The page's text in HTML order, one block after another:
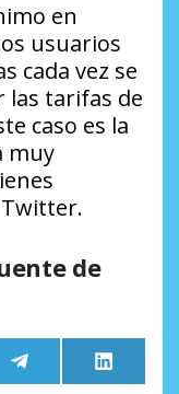
en
usuarios
cada vez se
las tarifas de
caso es la
muy
de
Compartir
en
Telegram
en
LinkedIn